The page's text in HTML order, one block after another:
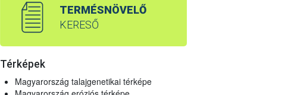
TERMÉSNÖVELŐ
KERESŐ
Térképek
Magyarország talajgenetikai térképe